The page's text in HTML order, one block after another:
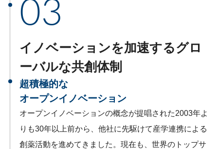
03
イノベーションを加速するグロ
ーバルな共創体制
超積極的な
オープンイノベーション
オープンイノベーションの概念が提唱された2003年よ
りも30年以上前から、他社に先駆けて産学連携による
創薬活動を進めてきました。現在も、世界のトップサ